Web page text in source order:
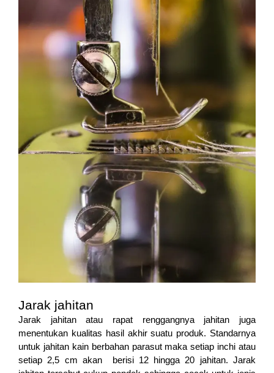
Jarak jahitan
Jarak jahitan atau rapat renggangnya jahitan juga
menentukan kualitas hasil akhir suatu produk. Standarnya
untuk jahitan kain berbahan parasut maka setiap inchi atau
setiap 2,5 cm akan berisi 12 hingga 20 jahitan. Jarak